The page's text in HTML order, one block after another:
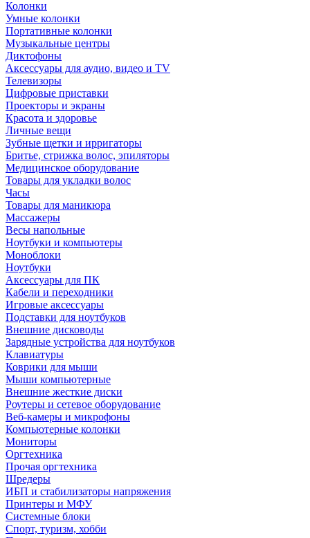
Колонки
Умные колонки
Портативные колонки
Музыкальные центры
Диктофоны
Аксессуары для аудио, видео и TV
Телевизоры
Цифровые приставки
Проекторы и экраны
Красота и здоровье
Личные вещи
Зубные щетки и ирригаторы
Бритье, стрижка волос, эпиляторы
Медицинское оборудование
Товары для укладки волос
Часы
Товары для маникюра
Массажеры
Весы напольные
Ноутбуки и компьютеры
Моноблоки
Ноутбуки
Аксессуары для ПК
Кабели и переходники
Игровые аксессуары
Подставки для ноутбуков
Внешние дисководы
Зарядные устройства для ноутбуков
Клавиатуры
Коврики для мыши
Мыши компьютерные
Внешние жесткие диски
Роутеры и сетевое оборудование
Веб-камеры и микрофоны
Компьютерные колонки
Мониторы
Оргтехника
Прочая оргтехника
Шредеры
ИБП и стабилизаторы напряжения
Принтеры и МФУ
Системные блоки
Спорт, туризм, хобби